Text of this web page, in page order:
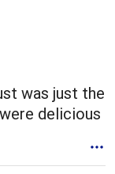
was just the
delicious